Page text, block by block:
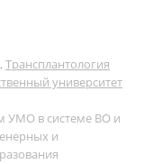
, Трансплантология
университет
УМО в системе ВО и
и